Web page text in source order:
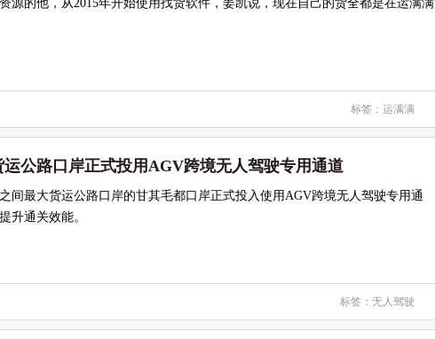
源的他，从2015年开始使用找货软件，姜凯说，现在自己的货全都是在运满满
标签： 运满满
运公路口岸正式投用AGV跨境无人驾驶专用通道
间最大货运公路口岸的甘其毛都口岸正式投入使用AGV跨境无人驾驶专用通
升通关效能。
标签： 无人驾驶